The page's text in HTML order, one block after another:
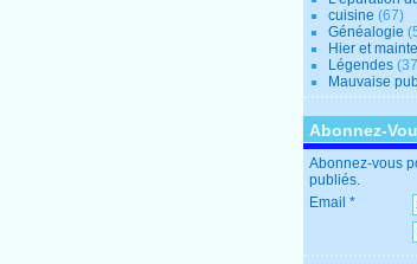
cuisine (67)
Généalogie
Hier et
Légendes
Mauvaise
Abonnez-
Abonnez-vous
publiés.
Email